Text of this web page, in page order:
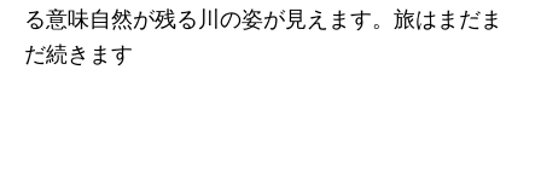
る意味自然が残る川の姿が見えます。旅はまだま
だ続きます